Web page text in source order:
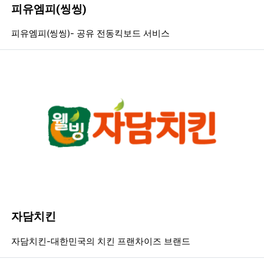
피유엠피(씽씽)
등록일
조회
피유엠피(씽씽)- 공유 전동킥보드 서비스
자담치킨
등록일
조회
자담치킨-대한민국의 치킨 프랜차이즈 브랜드